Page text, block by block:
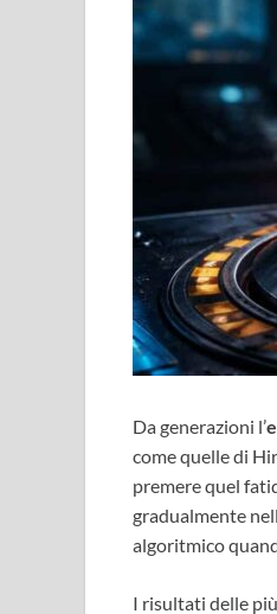
Da generazioni l’
come quelle di
premere quel
gradualmente
algoritmico
I risultati delle